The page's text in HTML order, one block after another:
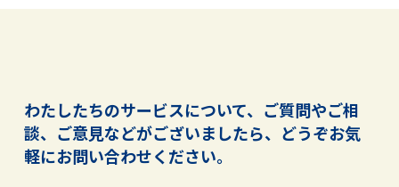
わたしたちのサービスについて、ご質問やご相
談、ご意見などがございましたら、 どうぞお気
軽にお問い合わせください。